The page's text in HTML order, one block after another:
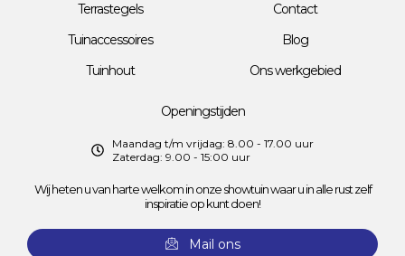
Terrastegels
Tuinaccessoires
Tuinhout
Contact
Blog
Ons werkgebied
Openingstijden
Maandag t/m vrijdag: 8.00 - 17.00 uur
Zaterdag: 9.00 - 15:00 uur
Wij heten u van harte welkom in onze showtuin waar u in alle rust zelf
inspiratie op kunt doen!
Mail ons